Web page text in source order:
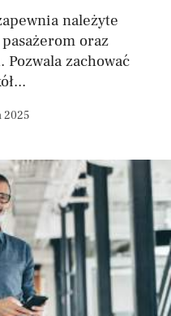
należyte
oraz
zachować
2025